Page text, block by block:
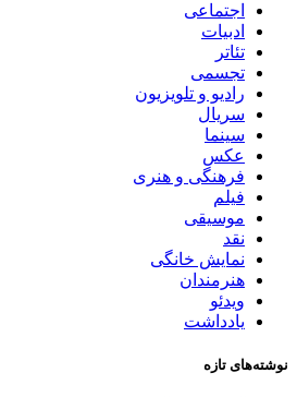
اجتماعی
ادبیات
تئاتر
تجسمی
رادیو و تلویزیون
سریال
سینما
عکس
فرهنگی و هنری
فیلم
موسیقی
نقد
نمایش خانگی
هنرمندان
ویدئو
یادداشت
تازه